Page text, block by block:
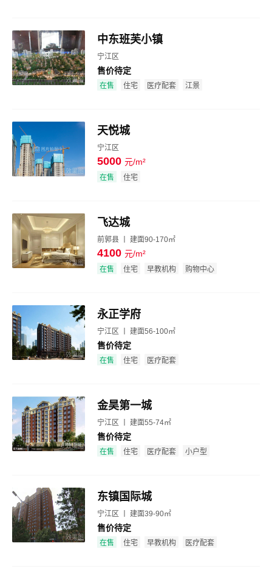
效果图
中东班芙小镇
宁江区
售价待定
在售 住宅 医疗配套 江景
效果图
天悦城
宁江区
5000 元/m²
在售 住宅
效果图
飞达城
前郭县 丨 建面90-170㎡
4100 元/m²
在售 住宅 早教机构 购物中心
效果图
永正学府
宁江区 丨 建面56-100㎡
售价待定
在售 住宅 医疗配套
效果图
金昊第一城
宁江区 丨 建面55-74㎡
售价待定
在售 住宅 医疗配套 小户型
效果图
东镇国际城
宁江区 丨 建面39-90㎡
售价待定
在售 住宅 早教机构 医疗配套